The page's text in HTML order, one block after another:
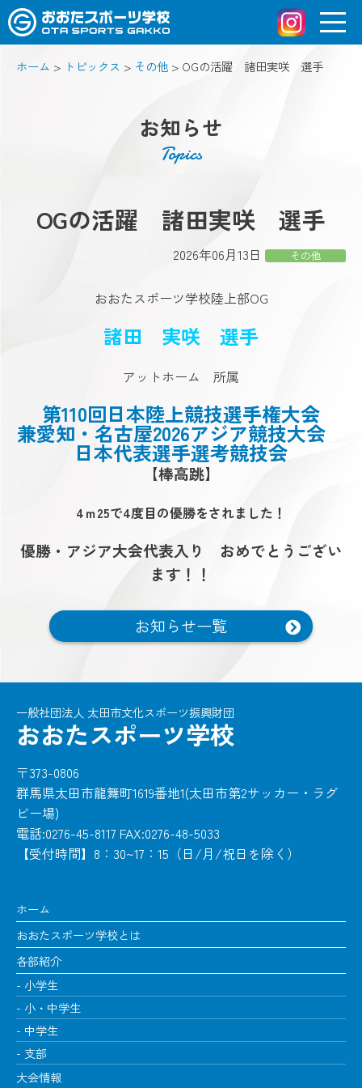
ホーム > トピックス > その他 > OGの活躍 諸田実咲 選手
お知らせ
Topics
OGの活躍 諸田実咲 選手
2026年06月13日 その他
おおたスポーツ学校陸上部OG
諸田 実咲 選手
アットホーム 所属
第110回日本陸上競技選手権大会
兼愛知・名古屋2026アジア競技大会
日本代表選手選考競技会
【棒高跳】
4ｍ25で4度目の優勝をされました！
優勝・アジア大会代表入り おめでとうござい
ます！！
お知らせ一覧
一般社団法人 太田市文化スポーツ振興財団
おおたスポーツ学校
〒373-0806
群馬県太田市龍舞町1619番地1(太田市第2サッカー・ラグ
ビー場)
電話:0276-45-8117 FAX:0276-48-5033
【受付時間】8：30~17：15（日/月/祝日を除く）
ホーム
おおたスポーツ学校とは
各部紹介
小学生
小・中学生
中学生
支部
大会情報